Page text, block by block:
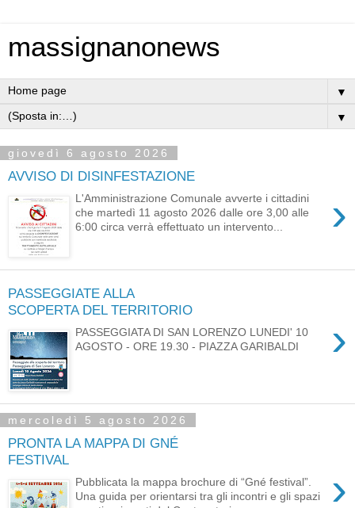
massignanonews
▼
▼
giovedì 6 agosto 2026
AVVISO DI DISINFESTAZIONE
›
L'Amministrazione Comunale avverte i cittadini
che martedì 11 agosto 2026 dalle ore 3,00 alle
6:00 circa verrà effettuato un intervento...
PASSEGGIATE ALLA
SCOPERTA DEL TERRITORIO
›
PASSEGGIATA DI SAN LORENZO LUNEDI' 10
AGOSTO - ORE 19.30 - PIAZZA GARIBALDI
mercoledì 5 agosto 2026
PRONTA LA MAPPA DI GNÉ
FESTIVAL
›
Pubblicata la mappa brochure di “Gné festival”.
Una guida per orientarsi tra gli incontri e gli spazi